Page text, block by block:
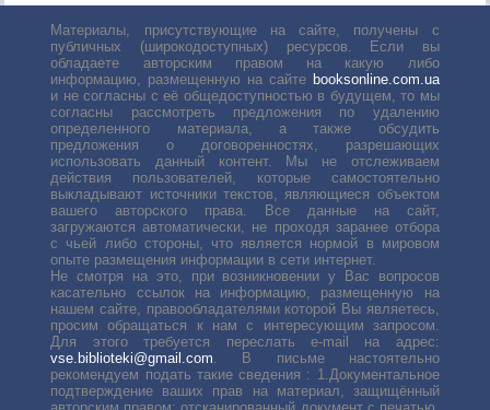
Материалы, присутствующие на сайте, получены с
публичных (широкодоступных) ресурсов. Если вы
обладаете авторским правом на какую либо
информацию, размещенную на сайте booksonline.com.ua
и не согласны с её общедоступностью в будущем, то мы
согласны рассмотреть предложения по удалению
определенного материала, а также обсудить
предложения о договоренностях, разрешающих
использовать данный контент. Мы не отслеживаем
действия пользователей, которые самостоятельно
выкладывают источники текстов, являющиеся объектом
вашего авторского права. Все данные на сайт,
загружаются автоматически, не проходя заранее отбора
с чьей либо стороны, что является нормой в мировом
опыте размещения информации в сети интернет.
Не смотря на это, при возникновении у Вас вопросов
касательно ссылок на информацию, размещенную на
нашем сайте, правообладателями которой Вы являетесь,
просим обращаться к нам с интересующим запросом.
Для этого требуется переслать е-mail на адрес:
vse.biblioteki@gmail.com . В письме настоятельно
рекомендуем подать такие сведения : 1.Документальное
подтверждение ваших прав на материал, защищённый